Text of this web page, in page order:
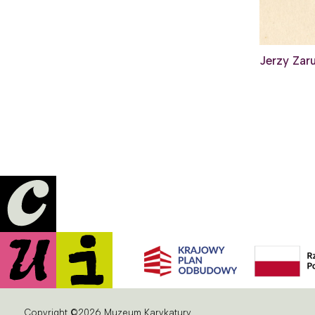
Jerzy
Copyright ©2026 Muzeum Karykatury